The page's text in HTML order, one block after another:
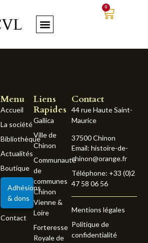
0
Liens
Rapides
Gallica
Ville de
Chinon
Communauté
de
communes
Chinon
Vienne &
Loire
Forteresse
Royale de
Menu
Accueil
La société
Bibliothèque
Actualités
Boutique
Adhésions
& dons
Contact
Contact
44 rue Haute Saint-
Maurice
37500 Chinon
Email: histoire-de-
chinon@orange.fr
Téléphone: +33 (0)2
47 58 06 56
Mentions légales
Politique de
confidentialité